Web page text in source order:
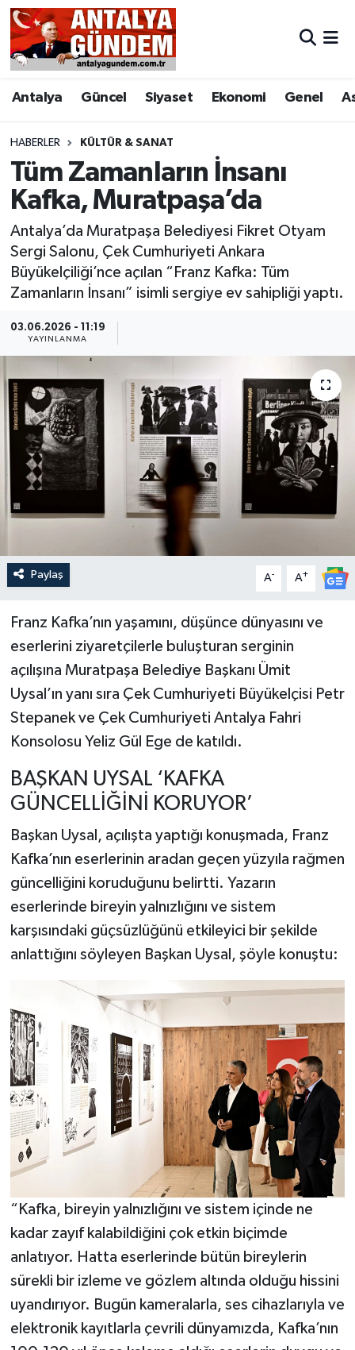
Antalya Güncel Siyaset Ekonomi Genel
HABERLER KÜLTÜR & SANAT
Tüm Zamanların İnsanı
Kafka, Muratpaşa’da
Antalya’da Muratpaşa Belediyesi Fikret Otyam
Sergi Salonu, Çek Cumhuriyeti Ankara
Büyükelçiliği’nce açılan “Franz Kafka: Tüm
Zamanların İnsanı” isimli sergiye ev sahipliği yaptı.
03.06.2026 - 11:19
YAYINLANMA
Paylaş A- A+
Franz Kafka’nın yaşamını, düşünce dünyasını ve
eserlerini ziyaretçilerle buluşturan serginin
açılışına Muratpaşa Belediye Başkanı Ümit
Uysal’ın yanı sıra Çek Cumhuriyeti Büyükelçisi Petr
Stepanek ve Çek Cumhuriyeti Antalya Fahri
Konsolosu Yeliz Gül Ege de katıldı.
BAŞKAN UYSAL ‘KAFKA
GÜNCELLİĞİNİ KORUYOR’
Başkan Uysal, açılışta yaptığı konuşmada, Franz
Kafka’nın eserlerinin aradan geçen yüzyıla rağmen
güncelliğini koruduğunu belirtti. Yazarın
eserlerinde bireyin yalnızlığını ve sistem
karşısındaki güçsüzlüğünü etkileyici bir şekilde
anlattığını söyleyen Başkan Uysal, şöyle konuştu:
“Kafka, bireyin yalnızlığını ve sistem içinde ne
kadar zayıf kalabildiğini çok etkin biçimde
anlatıyor. Hatta eserlerinde bütün bireylerin
sürekli bir izleme ve gözlem altında olduğu hissini
uyandırıyor. Bugün kameralarla, ses cihazlarıyla ve
elektronik kayıtlarla çevrili dünyamızda, Kafka’nın
Antalya
Asayiş
Bilim & Teknoloji
Bölge
EĞİTİM
Ekonomi
Görüntülü Haber
Güncel
Kültür & Sanat
Magazin
Siyaset
Spor
Antalya Nöbetçi Eczaneler
Antalya Hava Durumu
Antalya Namaz Vakitleri
Antalya Trafik Yoğunluk Haritası
Süper Lig Puan Durumu ve Fikstür
Tüm Manşetler
Haber Arşivi